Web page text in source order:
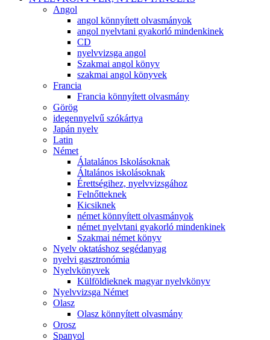
Angol
angol könnyített olvasmányok
angol nyelvtani gyakorló mindenkinek
CD
nyelvvizsga angol
Szakmai angol könyv
szakmai angol könyvek
Francia
Francia könnyített olvasmány
Görög
idegennyelvű szókártya
Japán nyelv
Latin
Német
Álatalános Iskolásoknak
Általános iskolásoknak
Érettségihez, nyelvvizsgához
Felnőtteknek
Kicsiknek
német könnyített olvasmányok
német nyelvtani gyakorló mindenkinek
Szakmai német könyv
Nyelv oktatáshoz segédanyag
nyelvi gasztronómia
Nyelvkönyvek
Külföldieknek magyar nyelvkönyv
Nyelvvizsga Német
Olasz
Olasz könnyített olvasmány
Orosz
Spanyol